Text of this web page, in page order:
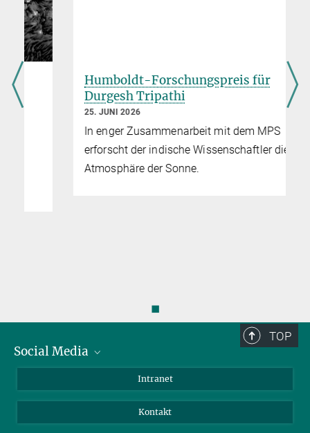
Dr. Andreas Korpi-Lagg
Sunrise III Pojektmanager
+49 551 384969-465
Max-Planck-Institut für Sonnensystemforschung, Göttingen
Sunrise III Projektwissenschaftler
Humboldt-Forschungspreis für
Durgesh Tripathi
25. JUNI 2026
In enger Zusammenarbeit mit dem MPS
erforscht der indische Wissenschaftler die
Atmosphäre der Sonne.
◼
TOP
Social Media
Facebook
Instagram
Intranet
Kontakt